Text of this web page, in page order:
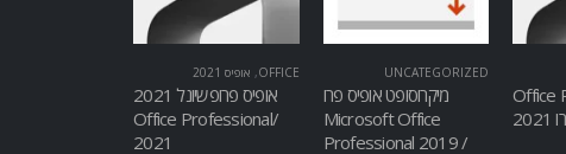
Office
UNCATEGORIZED
מיקרוסופט אופיס פרו
Microsoft Office
Professional 2019 /
OFFICE
, אופיס 2021
אופיס פרופשיונל 2021
/Office Professional
2021